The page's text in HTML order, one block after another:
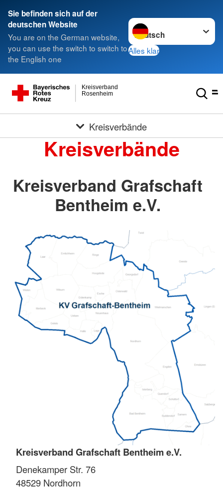
Sie befinden sich auf der
deutschen Website
You are on the German website,
you can use the switch to switch to
the English one
Sprache wechseln zu
Alles klar
Rosenheim
Kreisverband
Kreisverbände
Kreisverbände
Kreisverband Grafschaft
Bentheim e.V.
Kreisverband Grafschaft Bentheim e.V.
Denekamper Str. 76
48529 Nordhorn